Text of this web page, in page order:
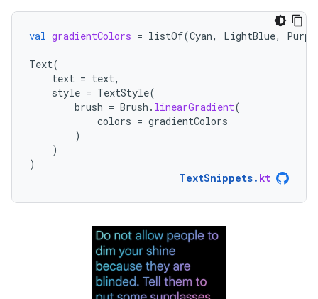
val gradientColors = listOf(Cyan, LightBlue,
Text(
text = text,
style = TextStyle(
brush = Brush . linearGradient(
colors = gradientColors
)
)
)
TextSnippets. kt